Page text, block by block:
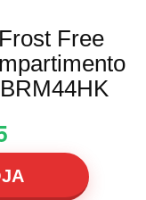
Free